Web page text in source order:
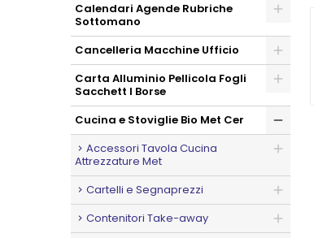
Calendari Agende Rubriche
Sottomano
Cancelleria Macchine Ufficio
Carta Alluminio Pellicola Fogli
Sacchett I Borse
Cucina e Stoviglie Bio Met Cer
Accessori Tavola Cucina
Attrezzature Met
Cartelli e Segnaprezzi
Contenitori Take-away